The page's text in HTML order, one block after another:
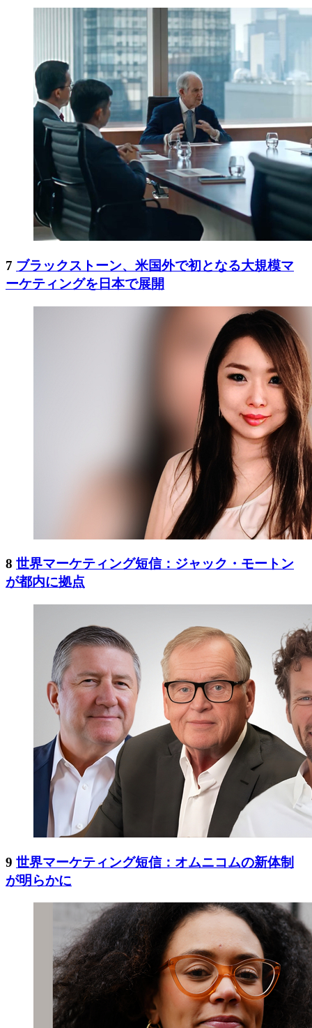
7 ブラックストーン、米国外で初となる大規模マ
ーケティングを日本で展開
8 世界マーケティング短信：ジャック・モートン
が都内に拠点
9 世界マーケティング短信：オムニコムの新体制
が明らかに